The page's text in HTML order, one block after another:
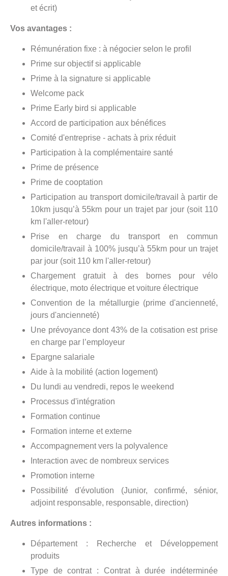
et écrit)
Vos avantages :
Rémunération fixe : à négocier selon le profil
Prime sur objectif si applicable
Prime à la signature si applicable
Welcome pack
Prime Early bird si applicable
Accord de participation aux bénéfices
Comité d'entreprise - achats à prix réduit
Participation à la complémentaire santé
Prime de présence
Prime de cooptation
Participation au transport domicile/travail à partir de
10km jusqu’à 55km pour un trajet par jour (soit 110
km l'aller-retour)
Prise en charge du transport en commun
domicile/travail à 100% jusqu’à 55km pour un trajet
par jour (soit 110 km l'aller-retour)
Chargement gratuit à des bornes pour vélo
électrique, moto électrique et voiture électrique
Convention de la métallurgie (prime d'ancienneté,
jours d'ancienneté)
Une prévoyance dont 43% de la cotisation est prise
en charge par l’employeur
Epargne salariale
Aide à la mobilité (action logement)
Du lundi au vendredi, repos le weekend
Processus d'intégration
Formation continue
Formation interne et externe
Accompagnement vers la polyvalence
Interaction avec de nombreux services
Promotion interne
Possibilité d'évolution (Junior, confirmé, sénior,
adjoint responsable, responsable, direction)
Autres informations :
Département : Recherche et Développement
produits
Type de contrat : Contrat à durée indéterminée